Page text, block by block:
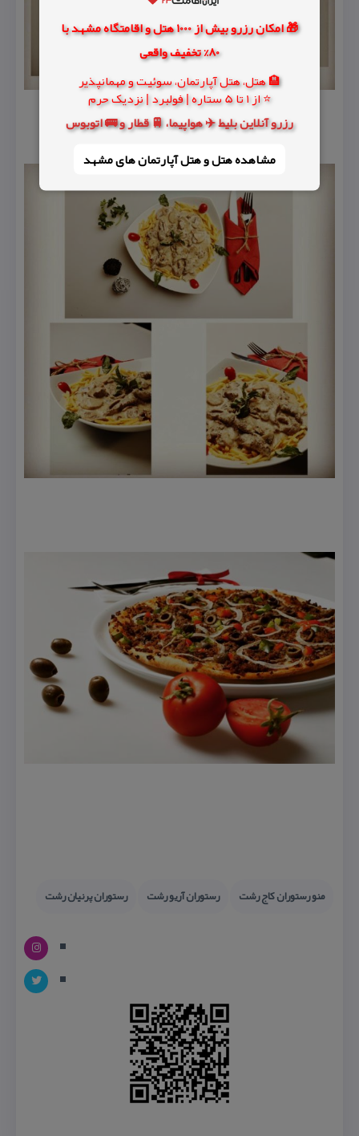
🎁 امکان رزرو بیش از 1000 هتل و اقامتگاه مشهد با
80% تخفیف واقعی
🏨 هتل، هتل آپارتمان، سوئیت و مهمانپذیر
⭐ از 1 تا 5 ستاره | فولبرد | نزدیک حرم
رزرو آنلاین بلیط ✈️ هواپیما، 🚆 قطار و 🚌 اتوبوس
مشاهده هتل و هتل‌ آپارتمان های مشهد
منو رستوران كاج رشت رستوران آریو رشت رستوران پرنیان رشت